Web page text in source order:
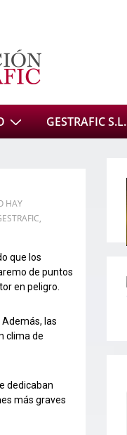
GESTRAFIC S.L.
HAY
,
que los
de puntos
en peligro.
las
clima de
dedicaban
más graves